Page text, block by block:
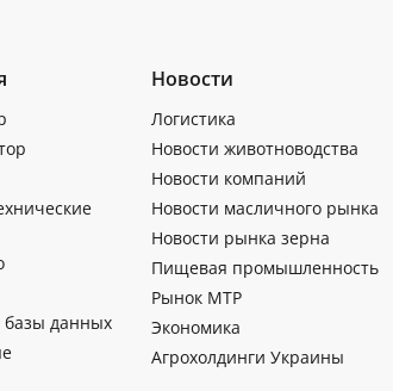
базы данных
Новости
Логистика
Новости животноводства
Новости компаний
Новости масличного рынка
Новости рынка зерна
Пищевая промышленность
Рынок МТР
Экономика
Агрохолдинги Украины